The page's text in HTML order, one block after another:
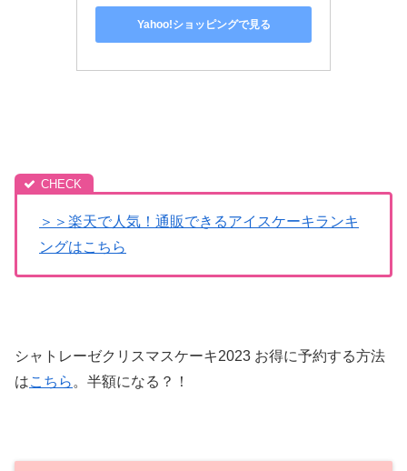
Yahoo!ショッピングで見る
＞＞楽天で人気！通販できるアイスケーキランキ
ングはこちら
シャトレーゼクリスマスケーキ2023 お得に予約する方法
はこちら 。半額になる？！